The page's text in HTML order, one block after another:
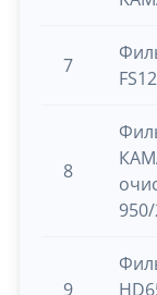
7
8
9